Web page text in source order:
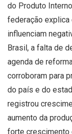
do Produto
federação explica
influenciam
Brasil, a falta de
agenda de
corroboram para
do país e do
registrou
aumento da
forte crescimento